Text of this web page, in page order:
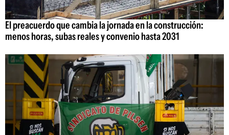
El preacuerdo que cambia la jornada en la construcción:
menos horas, subas reales y convenio hasta 2031